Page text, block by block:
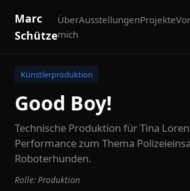
Marc
Schütze
Über
mich
AusstellungenProjekte
Künstlerproduktion
Good Boy!
Technische Produktion für Tina
Performance zum Thema
Roboterhunden.
Rolle: Produktion